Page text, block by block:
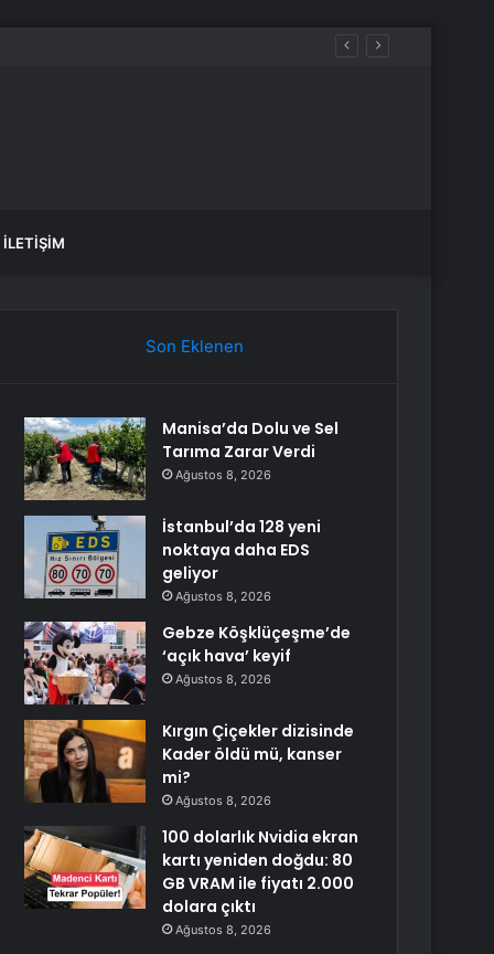
İLETIŞIM
Son Eklenen
Manisa’da Dolu ve Sel
Tarıma Zarar Verdi
Ağustos 8, 2026
İstanbul’da 128 yeni
noktaya daha EDS
geliyor
Ağustos 8, 2026
Gebze Köşklüçeşme’de
‘açık hava’ keyif
Ağustos 8, 2026
Kırgın Çiçekler dizisinde
Kader öldü mü, kanser
mi?
Ağustos 8, 2026
100 dolarlık Nvidia ekran
kartı yeniden doğdu: 80
GB VRAM ile fiyatı 2.000
dolara çıktı
Ağustos 8, 2026